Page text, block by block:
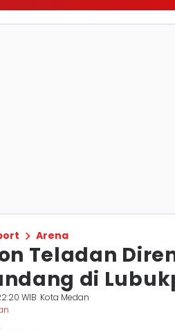
Arena
Teladan
di
WIB Kota Medan